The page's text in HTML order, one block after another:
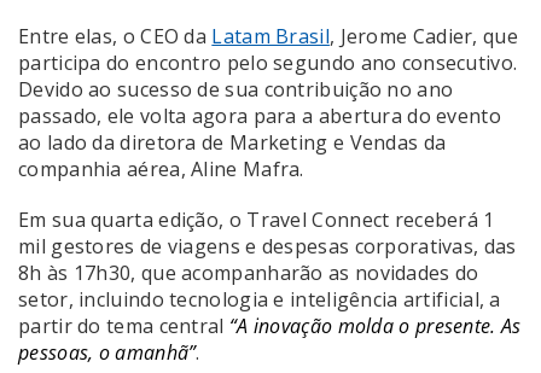
Entre elas, o CEO da Latam Brasil, Jerome Cadier, que
participa do encontro pelo segundo ano consecutivo.
Devido ao sucesso de sua contribuição no ano
passado, ele volta agora para a abertura do evento
ao lado da diretora de Marketing e Vendas da
companhia aérea, Aline Mafra.
Em sua quarta edição, o Travel Connect receberá 1
mil gestores de viagens e despesas corporativas, das
8h às 17h30, que acompanharão as novidades do
setor, incluindo tecnologia e inteligência artificial, a
partir do tema central “A inovação molda o presente. As
pessoas, o amanhã”.